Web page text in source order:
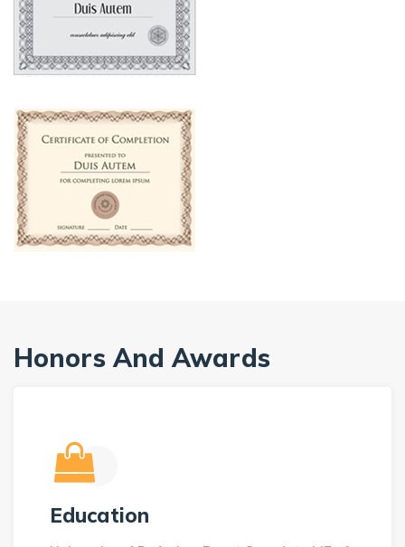
Honors And Awards
Education